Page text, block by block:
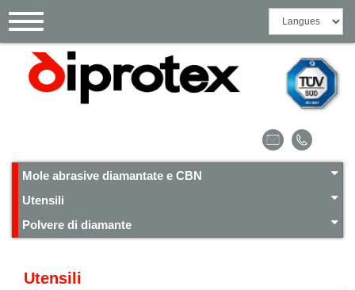
Toggle
navigation
Mole abrasive diamantate e CBN
Utensili
Polvere di diamante
Utensili